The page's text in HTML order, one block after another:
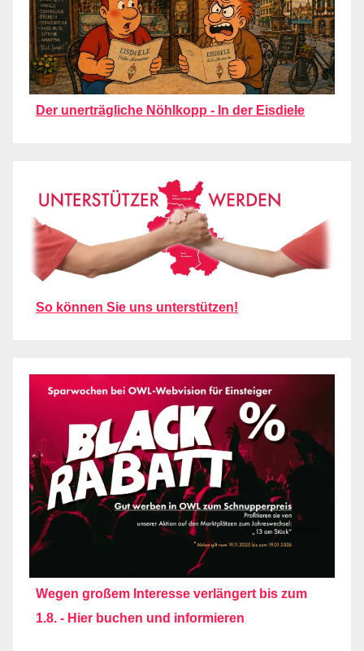
Der unerträgliche Nöhlkopp - In der Eisdiele
So können Sie uns unterstützen!
Wegen großem Interesse verlängert bis zum
1.8. - Hier buchen und informieren